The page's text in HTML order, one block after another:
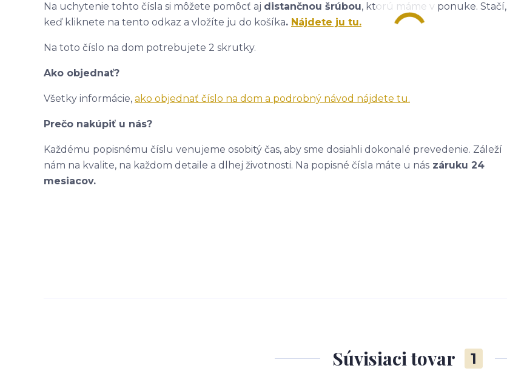
Na uchytenie tohto čísla si môžete pomôcť aj distančnou šrúbou, ktorú máme v ponuke. Stačí,
keď kliknete na tento odkaz a vložíte ju do košíka. Nájdete ju tu.
Na toto číslo na dom potrebujete 2 skrutky.
Ako objednať?
Všetky informácie, ako objednať číslo na dom a podrobný návod nájdete tu.
Prečo nakúpiť u nás?
Každému popisnému číslu venujeme osobitý čas, aby sme dosiahli dokonalé prevedenie. Záleží
nám na kvalite, na každom detaile a dlhej životnosti. Na popisné čísla máte u nás záruku 24
mesiacov.
Súvisiaci tovar 1